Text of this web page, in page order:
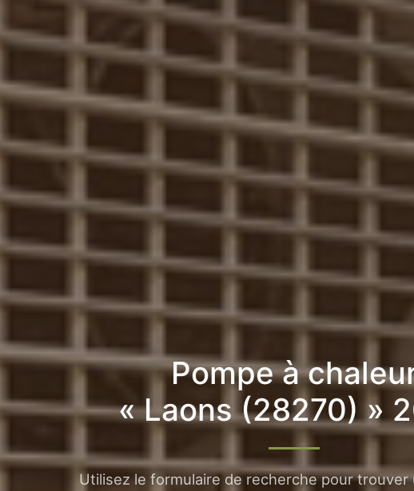
Pompe à
« Laons (28270) »
Utilisez le formulaire de recherche pour trouver